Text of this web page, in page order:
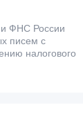
ФНС России
писем с
налогового